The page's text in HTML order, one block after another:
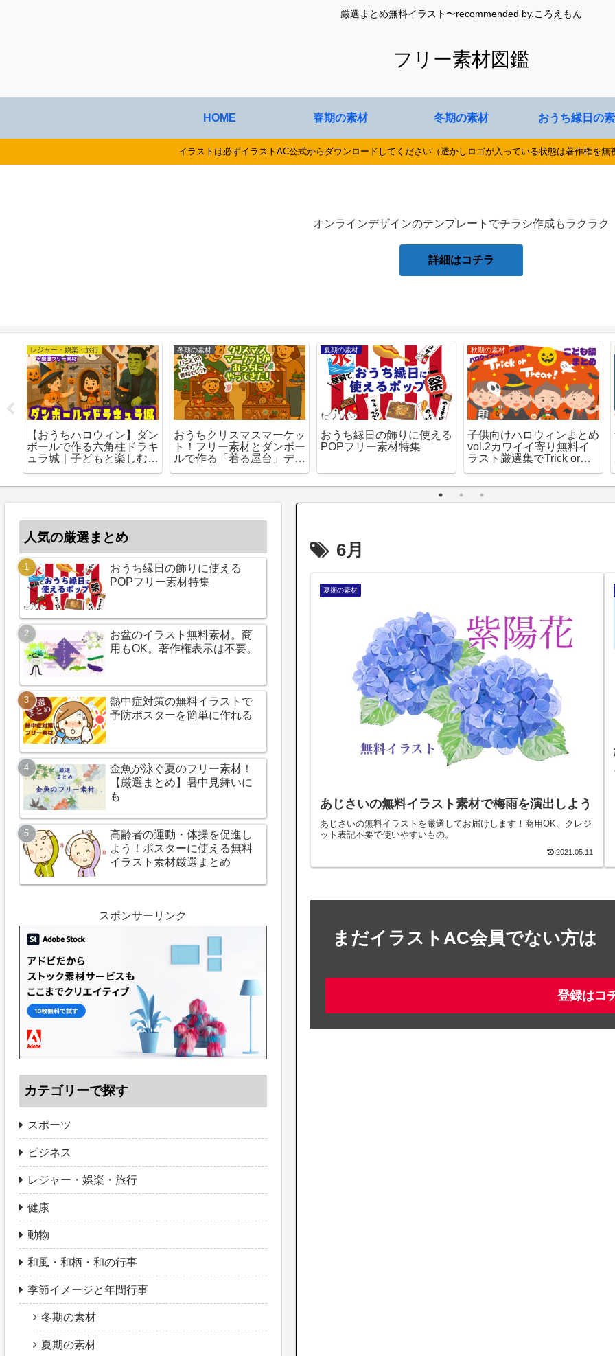
厳選まとめ無料イラスト〜recommended by.ころえもん
フリー素材図鑑
HOME 春期の素材 冬期の素材 おうち縁日の
イラストは必ずイラストAC公式からダウンロードしてください（透かしロゴが入っている状態は著作権を
オンラインデザインのテンプレートでチラシ作成もラクラク
詳細はコチラ
レジャー・娯楽・旅行
【おうちハロウィン】ダン
ボールで作る六角柱ドラキ
ュラ城｜子どもと楽しむ簡
単工作
冬期の素材
おうちクリスマスマーケッ
ト！フリー素材とダンボー
ルで作る「着る屋台」デコ
レーション
夏期の素材
おうち縁日の飾りに使える
POPフリー素材特集
秋期の素材
子供向けハロウィンまとめ
vol.2カワイイ寄り無料イ
ラスト厳選集でTrick or
treat！
紫
6月
夏期の素材
あじさいの無料イラスト素材で梅雨を演出しよう
あじさいの無料イラストを厳選してお届けします！商用OK、クレジ
ット表記不要で使いやすいもの。
2021.05.11
まだイラストAC会員でない方は
登録はコ
人気の厳選まとめ
おうち縁日の飾りに使える
POPフリー素材特集
お盆のイラスト無料素材。商
用もOK。著作権表示は不要。
熱中症対策の無料イラストで
予防ポスターを簡単に作れる
金魚が泳ぐ夏のフリー素材！
【厳選まとめ】暑中見舞いに
も
高齢者の運動・体操を促進し
よう！ポスターに使える無料
イラスト素材厳選まとめ
スポンサーリンク
カテゴリーで探す
スポーツ
ビジネス
レジャー・娯楽・旅行
健康
動物
和風・和柄・和の行事
季節イメージと年間行事
冬期の素材
夏期の素材